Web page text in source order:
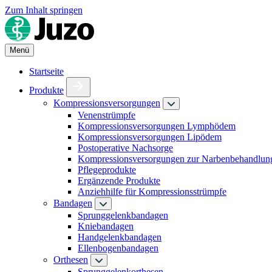
Zum Inhalt springen
Menü
Startseite
Produkte
Kompressionsversorgungen
Venenstrümpfe
Kompressionsversorgungen Lymphödem
Kompressionsversorgungen Lipödem
Postoperative Nachsorge
Kompressionsversorgungen zur
Pflegeprodukte
Ergänzende Produkte
Anziehhilfe für Kompressionsstrümpfe
Bandagen
Sprunggelenkbandagen
Kniebandagen
Handgelenkbandagen
Ellenbogenbandagen
Orthesen